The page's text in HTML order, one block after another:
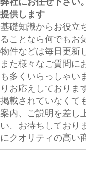
弊社にお任せ下さい
提供します
基礎知識からお役立
ることなら何でもお
物件などは毎日更新
また様々なご質問に
も多くいらっしゃい
りお応えしておりま
掲載されていなくて
案内、ご説明を差し
い。お待ちしており
にクオリティの高い